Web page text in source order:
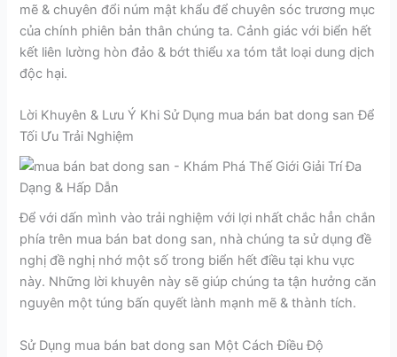
mẽ & chuyên đổi núm mật khẩu để chuyên sóc trương mục
của chính phiên bản thân chúng ta. Cảnh giác với biển hết
kết liên lường hòn đảo & bớt thiểu xa tóm tắt loại dung dịch
độc hại.
Lời Khuyên & Lưu Ý Khi Sử Dụng mua bán bat dong san Để
Tối Ưu Trải Nghiệm
Để với dấn mình vào trải nghiệm với lợi nhất chắc hẳn chắn
phía trên mua bán bat dong san, nhà chúng ta sử dụng đề
nghị đề nghị nhớ một số trong biển hết điều tại khu vực
này. Những lời khuyên này sẽ giúp chúng ta tận hưởng căn
nguyên một túng bấn quyết lành mạnh mẽ & thành tích.
Sử Dụng mua bán bat dong san Một Cách Điều Độ